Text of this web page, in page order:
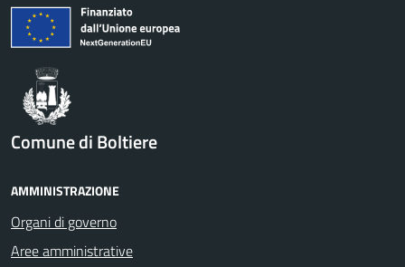
Comune di Boltiere
AMMINISTRAZIONE
Organi di governo
Aree amministrative